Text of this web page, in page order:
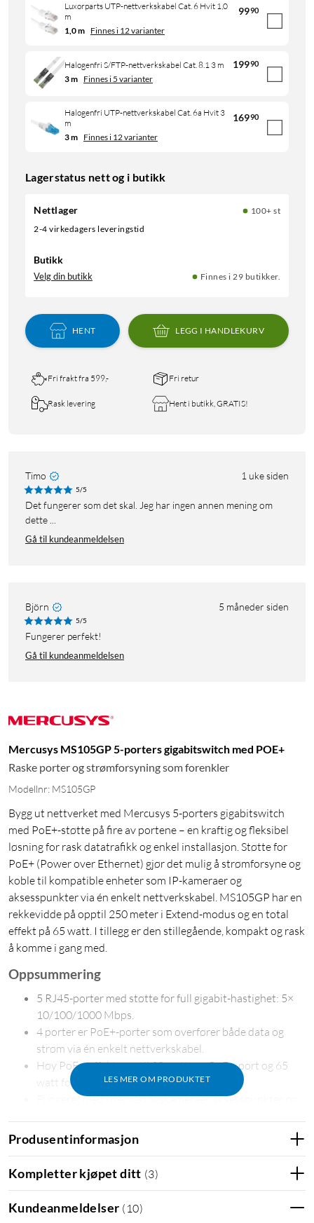
Luxorparts UTP-nettverkskabel Cat. 6 Hvit 1,0
m
9990
1,0 m Finnes i 12 varianter
Halogenfri S/FTP-nettverkskabel Cat. 8.1 3 m 19990
3 m Finnes i 5 varianter
Halogenfri UTP-nettverkskabel Cat. 6a Hvit 3
m
16990
3 m Finnes i 12 varianter
Lagerstatus nett og i butikk
Nettlager
100+ st
2-4 virkedagers leveringstid
Butikk
Velg din butikk Finnes i 29 butikker.
HENT LEGG I HANDLEKURV
Fri frakt fra 599,- Fri retur
Rask levering Hent i butikk, GRATIS!
Timo 1 uke siden
5/5
Det fungerer som det skal. Jeg har ingen annen mening om
dette ...
Gå til kundeanmeldelsen
Björn 5 måneder siden
5/5
Fungerer perfekt!
Gå til kundeanmeldelsen
Mercusys MS105GP 5-porters gigabitswitch med POE+
Raske porter og strømforsyning som forenkler
Modellnr: MS105GP
Bygg ut nettverket med Mercusys 5-porters gigabitswitch
med PoE+-støtte på fire av portene – en kraftig og fleksibel
løsning for rask datatrafikk og enkel installasjon. Støtte for
PoE+ (Power over Ethernet) gjør det mulig å strømforsyne og
koble til kompatible enheter som IP-kameraer og
aksesspunkter via én enkelt nettverkskabel. MS105GP har en
rekkevidde på opptil 250 meter i Extend-modus og en total
effekt på 65 watt. I tillegg er den stillegående, kompakt og rask
å komme i gang med.
LES MER OM PRODUKTET
Oppsummering
5 RJ45-porter med støtte for full gigabit-hastighet: 5×
10/100/1000 Mbps.
4 porter er PoE+-porter som overfører både data og
strøm via én enkelt nettverkskabel.
Høy PoE+-effekt, opptil 30 watt per PoE+-port og 65
watt for alle PoE+-porter 1til sammen.
Fungerer med overvåkingskameraer, aksesspunkter og
802.3af) og PoE+ (IEEE 802.3at).
Utvidet rekkevidde for PoE+-portene 1–4, opptil 250
meter med Extend Mode
Isoleringsmodus – trafikken for portene 1–4 kan
separeres for økt stabilitet og sikkerhet.
Prioriterte porter (1–2), automatisk forhandling og
Produsentinformasjon
Kompletter kjøpet ditt (3)
Kundeanmeldelser ( 10)